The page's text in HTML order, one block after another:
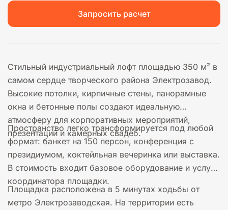
Запросить расчет
Стильный индустриальный лофт площадью 350 м² в
самом сердце творческого района Электрозавод.
Высокие потолки, кирпичные стены, панорамные
окна и бетонные полы создают идеальную
атмосферу для корпоративных мероприятий,
презентаций и камерных свадеб.
Пространство легко трансформируется под любой
формат: банкет на 150 персон, конференция с
президиумом, коктейльная вечеринка или выставка.
В стоимость входит базовое оборудование и услуги
координатора площадки.
Площадка расположена в 5 минутах ходьбы от
метро Электрозаводская. На территории есть